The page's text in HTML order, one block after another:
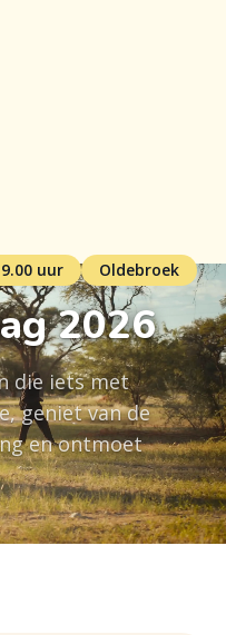
uur Oldebroek
2026
die iets met
geniet van de
en ontmoet